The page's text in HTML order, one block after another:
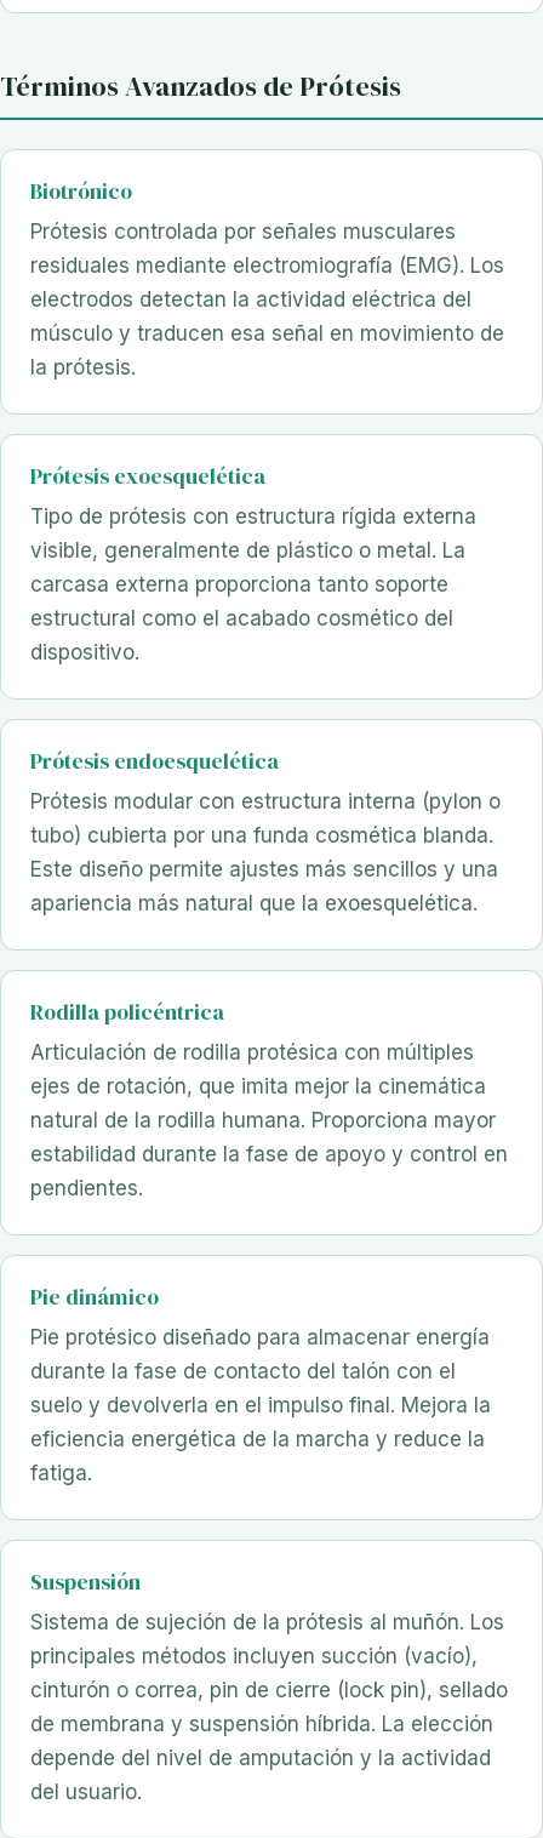
Términos Avanzados de Prótesis
Biotrónico
Prótesis controlada por señales musculares
residuales mediante electromiografía (EMG). Los
electrodos detectan la actividad eléctrica del
músculo y traducen esa señal en movimiento de
la prótesis.
Prótesis exoesquelética
Tipo de prótesis con estructura rígida externa
visible, generalmente de plástico o metal. La
carcasa externa proporciona tanto soporte
estructural como el acabado cosmético del
dispositivo.
Prótesis endoesquelética
Prótesis modular con estructura interna (pylon o
tubo) cubierta por una funda cosmética blanda.
Este diseño permite ajustes más sencillos y una
apariencia más natural que la exoesquelética.
Rodilla policéntrica
Articulación de rodilla protésica con múltiples
ejes de rotación, que imita mejor la cinemática
natural de la rodilla humana. Proporciona mayor
estabilidad durante la fase de apoyo y control en
pendientes.
Pie dinámico
Pie protésico diseñado para almacenar energía
durante la fase de contacto del talón con el
suelo y devolverla en el impulso final. Mejora la
eficiencia energética de la marcha y reduce la
fatiga.
Suspensión
Sistema de sujeción de la prótesis al muñón. Los
principales métodos incluyen succión (vacío),
cinturón o correa, pin de cierre (lock pin), sellado
de membrana y suspensión híbrida. La elección
depende del nivel de amputación y la actividad
del usuario.